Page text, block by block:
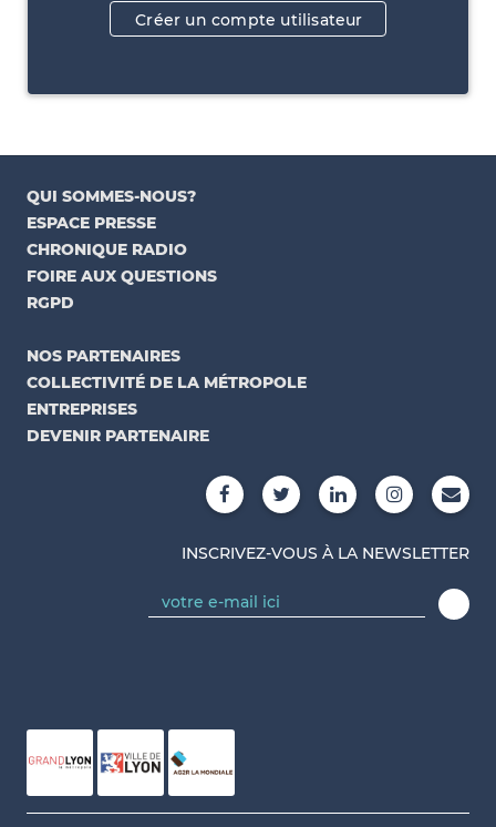
Créer un compte utilisateur
QUI SOMMES-NOUS?
ESPACE PRESSE
CHRONIQUE RADIO
FOIRE AUX QUESTIONS
RGPD
NOS PARTENAIRES
COLLECTIVITÉ DE LA MÉTROPOLE
ENTREPRISES
DEVENIR PARTENAIRE
INSCRIVEZ-VOUS À LA NEWSLETTER